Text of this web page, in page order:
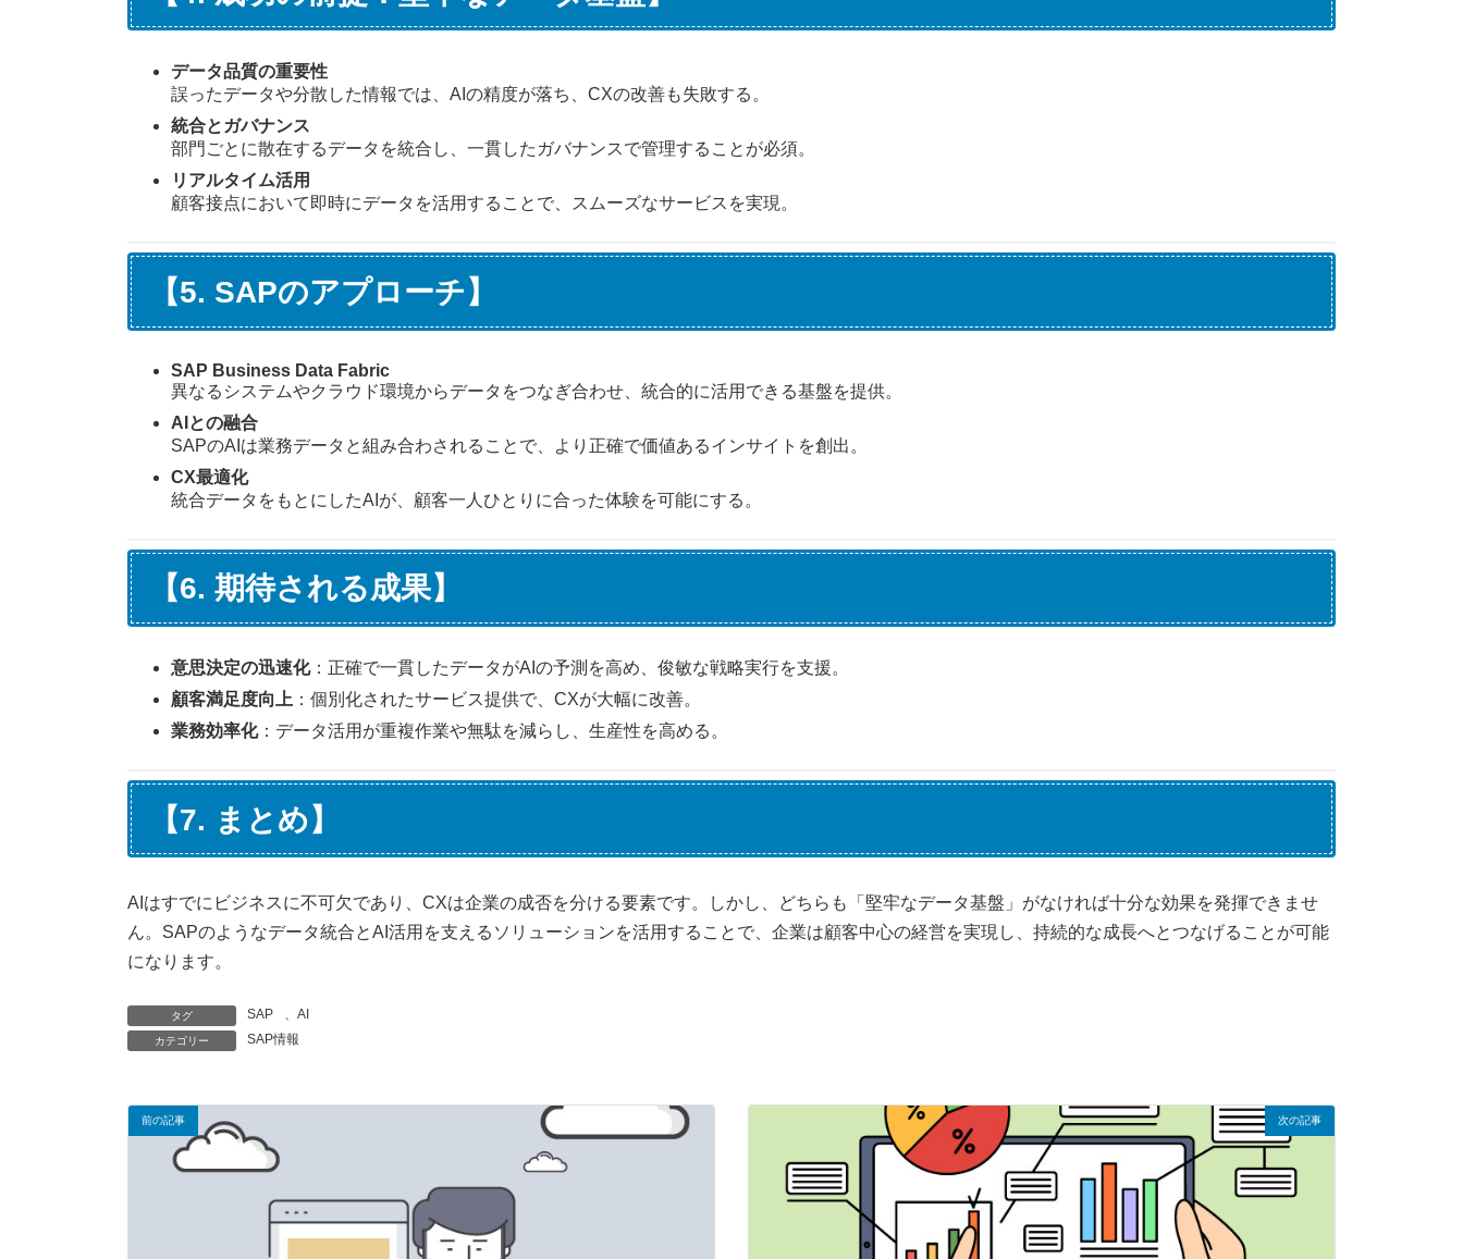
データ品質の重要性
誤ったデータや分散した情報では、AIの精度が落ち、CXの改善も失敗する。
統合とガバナンス
部門ごとに散在するデータを統合し、一貫したガバナンスで管理することが必須。
リアルタイム活用
顧客接点において即時にデータを活用することで、スムーズなサービスを実現。
【5. SAPのアプローチ】
SAP Business Data Fabric
異なるシステムやクラウド環境からデータをつなぎ合わせ、統合的に活用できる基盤を提供。
AIとの融合
SAPのAIは業務データと組み合わされることで、より正確で価値あるインサイトを創出。
CX最適化
統合データをもとにしたAIが、顧客一人ひとりに合った体験を可能にする。
【6. 期待される成果】
意思決定の迅速化：正確で一貫したデータがAIの予測を高め、俊敏な戦略実行を支援。
顧客満足度向上 ：個別化されたサービス提供で、CXが大幅に改善。
業務効率化：データ活用が重複作業や無駄を減らし、生産性を高める。
【7. まとめ】
AIはすでにビジネスに不可欠であり、CXは企業の成否を分ける要素です。しかし、どちらも「堅牢なデータ基盤」がなければ十分な効果を発揮できませ
ん。SAPのようなデータ統合とAI活用を支えるソリューションを活用することで、企業は顧客中心の経営を実現し、持続的な成長へとつなげることが可能
になります。
タグ SAP 、 AI
カテゴリー SAP情報
前の記事 次の記事